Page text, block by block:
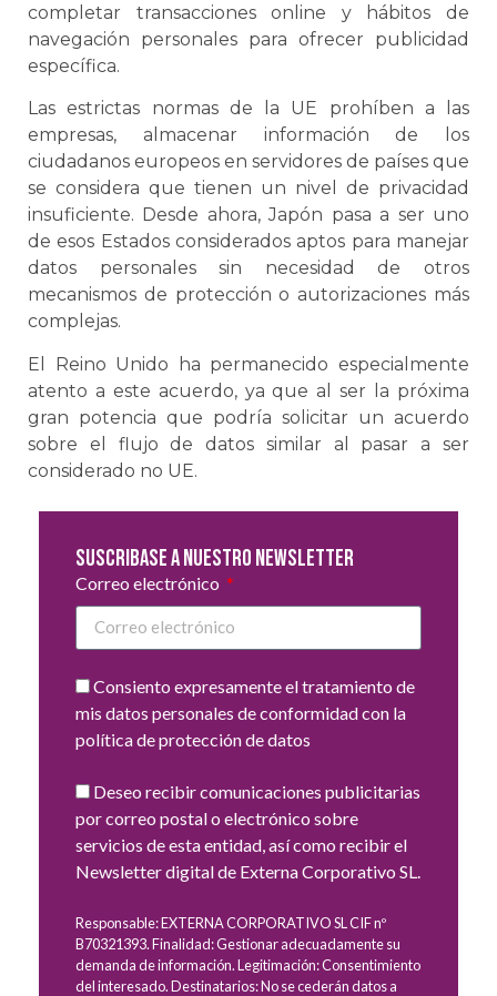
completar transacciones online y hábitos de
navegación personales para ofrecer publicidad
específica.
Las estrictas normas de la UE prohíben a las
empresas, almacenar información de los
ciudadanos europeos en servidores de países que
se considera que tienen un nivel de privacidad
insuficiente. Desde ahora, Japón pasa a ser uno
de esos Estados considerados aptos para manejar
datos personales sin necesidad de otros
mecanismos de protección o autorizaciones más
complejas.
El Reino Unido ha permanecido especialmente
atento a este acuerdo, ya que al ser la próxima
gran potencia que podría solicitar un acuerdo
sobre el flujo de datos similar al pasar a ser
considerado no UE.
Suscribase a nuestro newsletter
Correo electrónico
Consiento expresamente el tratamiento de
mis datos personales de conformidad con la
política de protección de datos
Deseo recibir comunicaciones publicitarias
por correo postal o electrónico sobre
servicios de esta entidad, así como recibir el
Newsletter digital de Externa Corporativo SL.
Responsable: EXTERNA CORPORATIVO SL CIF nº
B70321393. Finalidad: Gestionar adecuadamente su
demanda de información. Legitimación: Consentimiento
del interesado. Destinatarios: No se cederán datos a